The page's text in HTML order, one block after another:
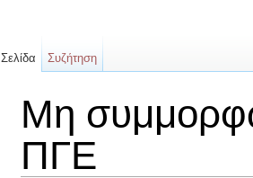
Μη
ΠΓΕ
Σελίδα Συζήτηση